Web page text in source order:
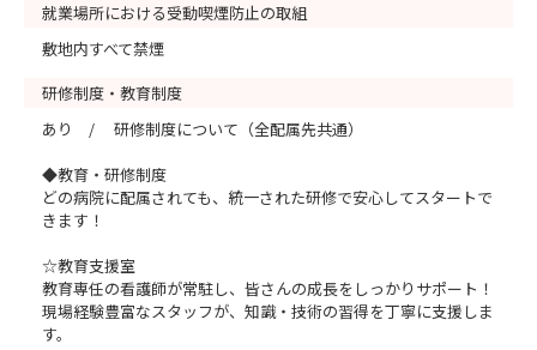
就業場所における受動喫煙防止の取組
敷地内すべて禁煙
研修制度・教育制度
あり / 研修制度について（全配属先共通）
◆教育・研修制度
どの病院に配属されても、統一された研修で安心してスタートで
きます！
☆教育支援室
教育専任の看護師が常駐し、皆さんの成長をしっかりサポート！
現場経験豊富なスタッフが、知識・技術の習得を丁寧に支援しま
す。